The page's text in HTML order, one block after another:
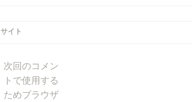
サイト
次回のコメン
トで使用する
ためブラウザ